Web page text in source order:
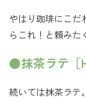
やはり珈琲にこだ
らこれ！と頼みた
●抹茶ラテ［
続いては抹茶ラテ。